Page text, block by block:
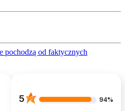
pochodzą od faktycznych
5 94%